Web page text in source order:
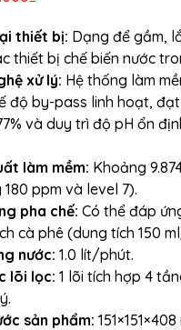
thiết bị: Dạng để gầm,
thiết bị chế biến nước
xử lý: Hệ thống làm
độ by-pass linh hoạt,
và duy trì độ pH ổn
làm mềm: Khoảng
ppm và level 7).
pha chế: Có thể đáp
cà phê (dung tích 150
nước: 1.0 lít/phút.
lõi lọc: 1 lõi tích hợp 4
sản phẩm: 151×151×408